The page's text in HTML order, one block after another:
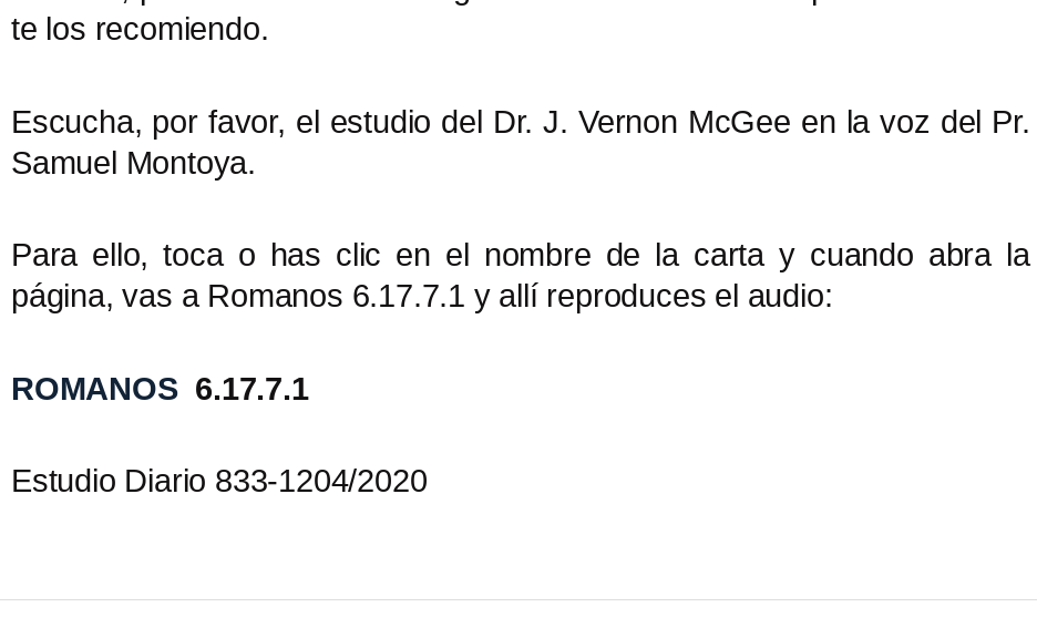
te los recomiendo.
Escucha, por favor, el estudio del Dr. J. Vernon McGee en la voz del Pr.
Samuel Montoya.
Para ello, toca o has clic en el nombre de la carta y cuando abra la
página, vas a Romanos 6.17.7.1 y allí reproduces el audio:
ROMANOS6.17.7.1
Estudio Diario 833-1204/2020